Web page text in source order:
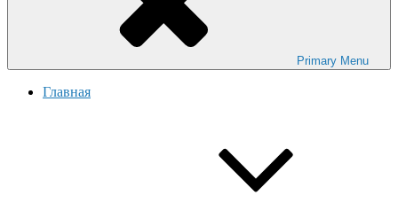
Primary Menu
Главная